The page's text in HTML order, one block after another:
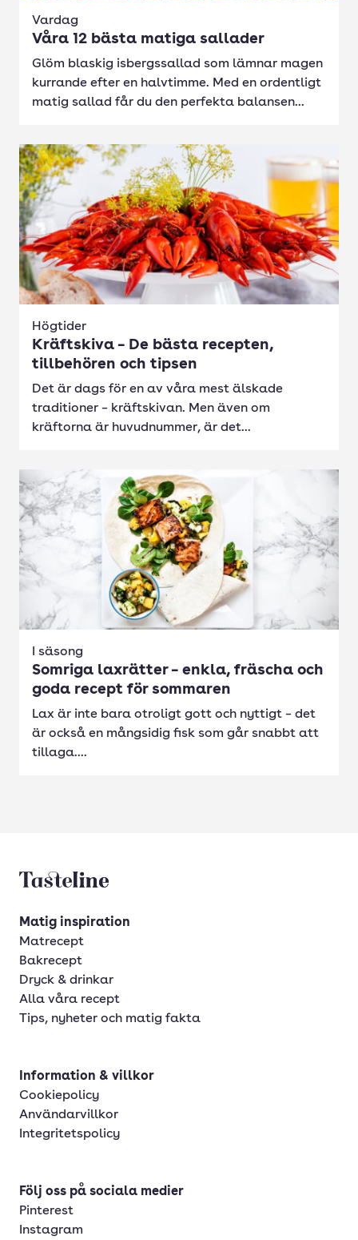
Vardag
Våra 12 bästa matiga sallader
Glöm blaskig isbergssallad som lämnar magen
kurrande efter en halvtimme. Med en ordentligt
matig sallad får du den perfekta balansen...
Högtider
Kräftskiva – De bästa recepten,
tillbehören och tipsen
Det är dags för en av våra mest älskade
traditioner – kräftskivan. Men även om
kräftorna är huvudnummer, är det...
I säsong
Somriga laxrätter – enkla, fräscha och
goda recept för sommaren
Lax är inte bara otroligt gott och nyttigt – det
är också en mångsidig fisk som går snabbt att
tillaga....
Tasteline startsida
Matig inspiration
Matrecept
Bakrecept
Dryck & drinkar
Alla våra recept
Tips, nyheter och matig fakta
Information & villkor
Cookiepolicy
Användarvillkor
Integritetspolicy
Följ oss på sociala medier
Pinterest
Instagram